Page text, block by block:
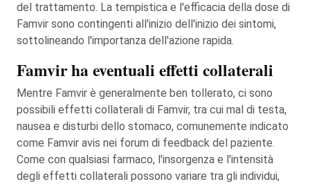
del trattamento. La tempistica e l'efficacia della dose di
Famvir sono contingenti all'inizio dell'inizio dei sintomi,
sottolineando l'importanza dell'azione rapida.
Famvir ha eventuali effetti collaterali
Mentre Famvir è generalmente ben tollerato, ci sono
possibili effetti collaterali di Famvir, tra cui mal di testa,
nausea e disturbi dello stomaco, comunemente indicato
come Famvir avis nei forum di feedback del paziente.
Come con qualsiasi farmaco, l'insorgenza e l'intensità
degli effetti collaterali possono variare tra gli individui,